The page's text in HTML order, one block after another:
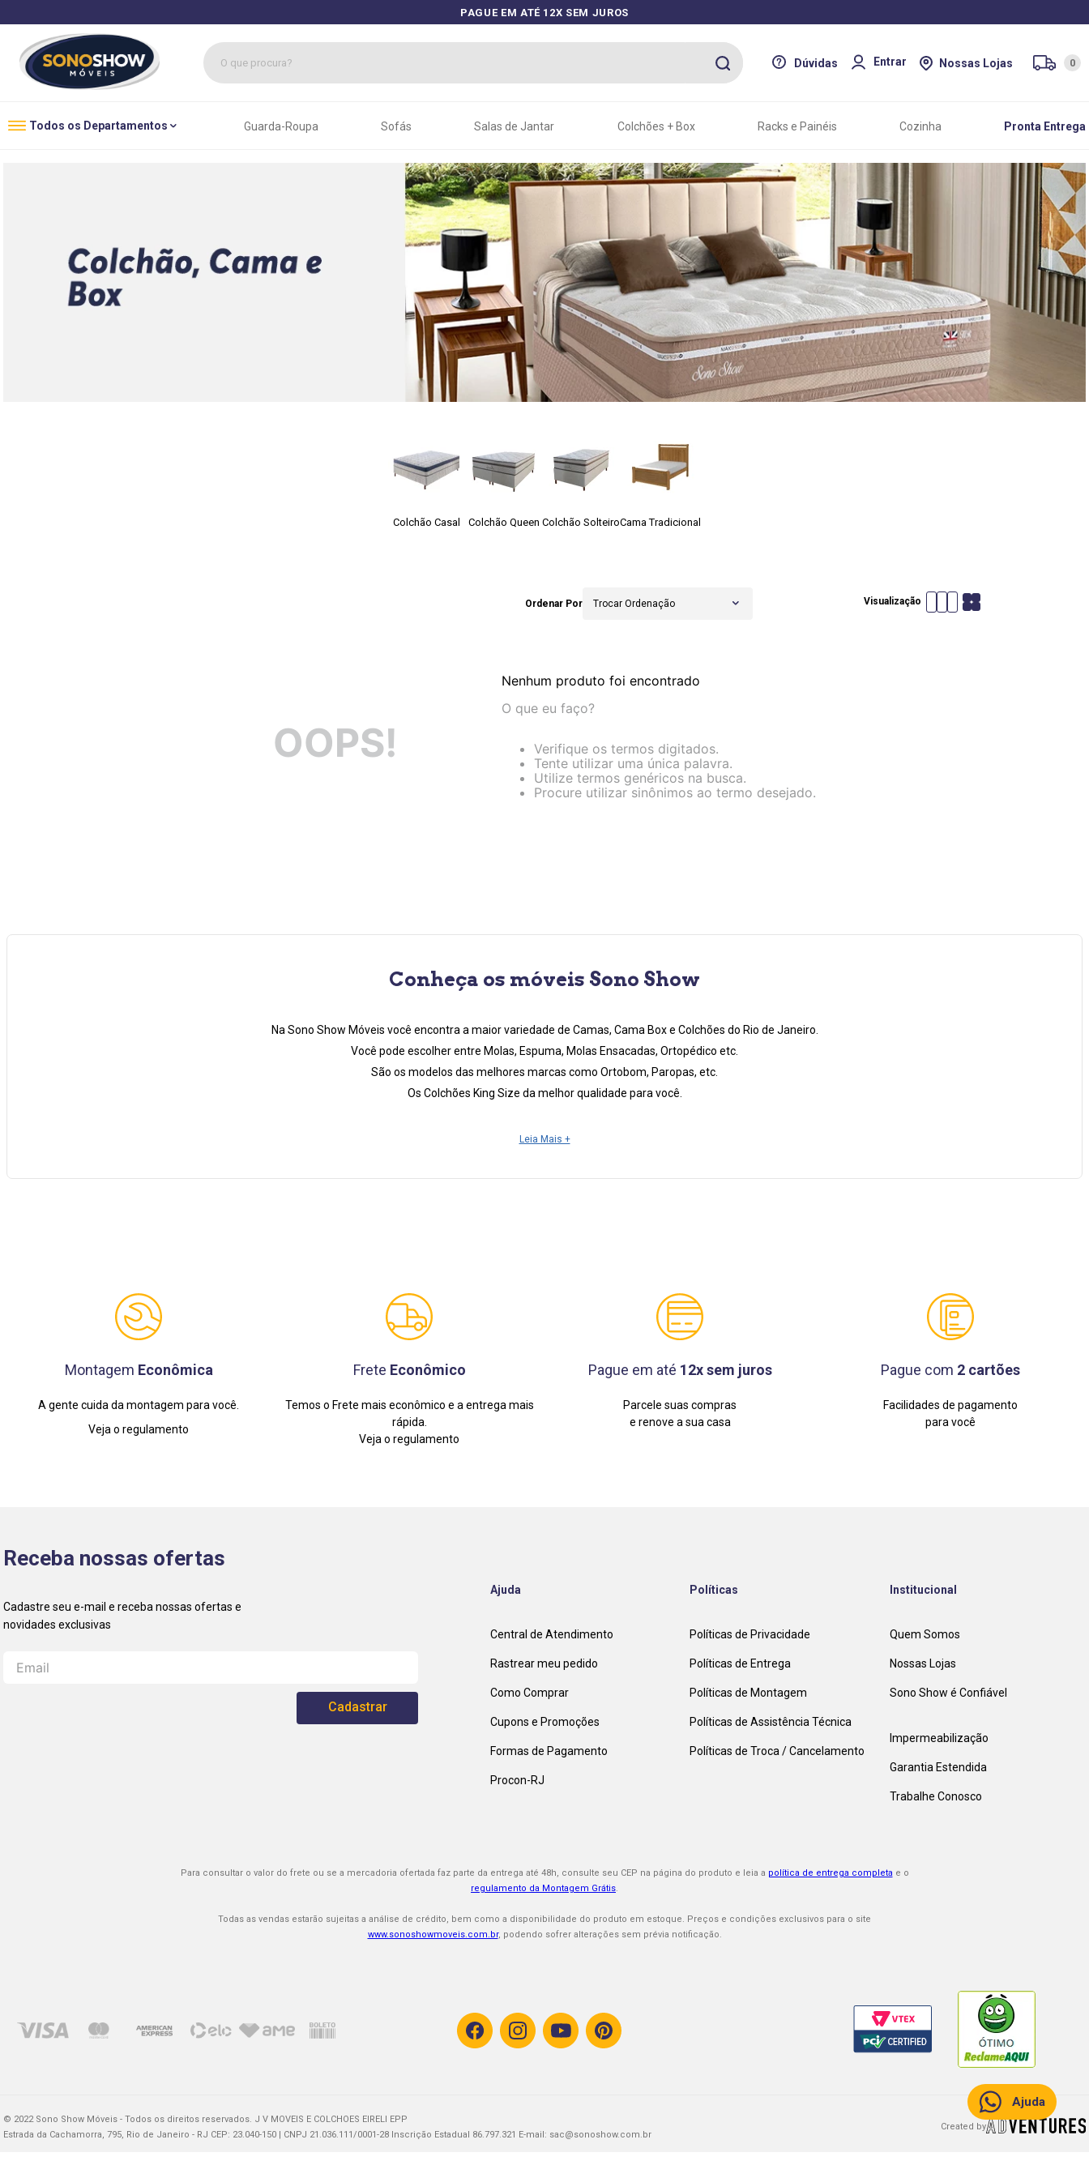
PAGUE EM ATÉ 12X SEM JUROS
O que procura?
Dúvidas Entrar Nossas Lojas 0
Todos os Departamentos Guarda-Roupa Sofás Salas de Jantar Colchões + Box Racks e Painéis Cozinha Pronta Entrega
Ajuda
Colchão Casal Colchão Queen Colchão SolteiroCama Tradicional
Ordenar Por Trocar Ordenação Visualização
OOPS!
Nenhum produto foi encontrado
O que eu faço?
Verifique os termos digitados.
Tente utilizar uma única palavra.
Utilize termos genéricos na busca.
Procure utilizar sinônimos ao termo desejado.
Conheça os móveis Sono Show
Na Sono Show Móveis você encontra a maior variedade de Camas, Cama Box e Colchões do Rio de Janeiro.
Você pode escolher entre Molas, Espuma, Molas Ensacadas, Ortopédico etc.
São os modelos das melhores marcas como Ortobom, Paropas, etc.
Os Colchões King Size da melhor qualidade para você.
Leia Mais +
Montagem Econômica
A gente cuida da montagem para você.
Veja o regulamento
Frete Econômico
Temos o Frete mais econômico e a entrega mais
rápida.
Veja o regulamento
Pague em até 12x sem juros
Parcele suas compras
e renove a sua casa
Pague com 2 cartões
Facilidades de pagamento
para você
Receba nossas ofertas
Cadastrar
Ajuda
Central de Atendimento
Rastrear meu pedido
Como Comprar
Cupons e Promoções
Formas de Pagamento
Procon-RJ
Políticas
Políticas de Privacidade
Políticas de Entrega
Políticas de Montagem
Políticas de Assistência Técnica
Políticas de Troca / Cancelamento
Institucional
Quem Somos
Nossas Lojas
Sono Show é Confiável
Impermeabilização
Garantia Estendida
Trabalhe Conosco
Para consultar o valor do frete ou se a mercadoria ofertada faz parte da entrega até 48h, consulte seu CEP na página do produto e leia a política de entrega completa e o
regulamento da Montagem Grátis.
Todas as vendas estarão sujeitas a análise de crédito, bem como a disponibilidade do produto em estoque. Preços e condições exclusivos para o site
www.sonoshowmoveis.com.br, podendo sofrer alterações sem prévia notificação.
© 2022 Sono Show Móveis - Todos os direitos reservados. J V MOVEIS E COLCHOES EIRELI EPP
Estrada da Cachamorra, 795, Rio de Janeiro - RJ CEP: 23.040-150 | CNPJ 21.036.111/0001-28 Inscrição Estadual 86.797.321 E-mail: sac@sonoshow.com.br
Created by
sofás
6 º mesa